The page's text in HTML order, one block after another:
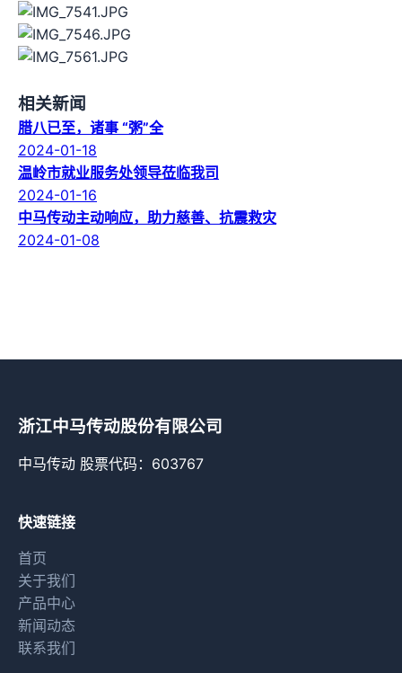
相关新闻
腊八已至，诸事 “粥”全
2024-01-18
温岭市就业服务处领导莅临我司
2024-01-16
中马传动主动响应，助力慈善、抗震救灾
2024-01-08
浙江中马传动股份有限公司
中马传动 股票代码：603767
快速链接
首页
关于我们
产品中心
新闻动态
联系我们